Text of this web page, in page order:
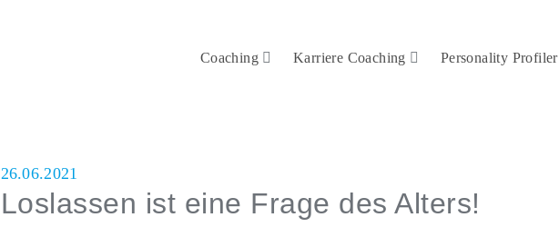
Coaching Karriere Coaching Personality Profiler
26.06.2021
Loslassen ist eine Frage des Alters!